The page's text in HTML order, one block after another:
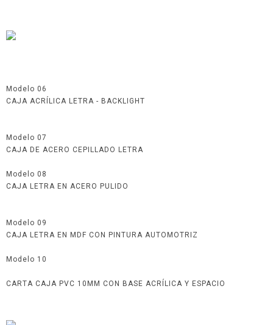
Modelo 06
CAJA ACRÍLICA LETRA - BACKLIGHT
Modelo 07
CAJA DE ACERO CEPILLADO LETRA
Modelo 08
CAJA LETRA EN ACERO PULIDO
Modelo 09
CAJA LETRA EN MDF CON PINTURA AUTOMOTRIZ
Modelo 10
CARTA CAJA PVC 10MM CON BASE ACRÍLICA Y ESPACIO